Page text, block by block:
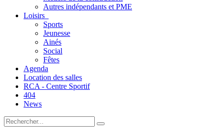
Autres indépendants et PME
Loisirs
Sports
Jeunesse
Ainés
Social
Fêtes
Agenda
Location des salles
RCA - Centre Sportif
404
News